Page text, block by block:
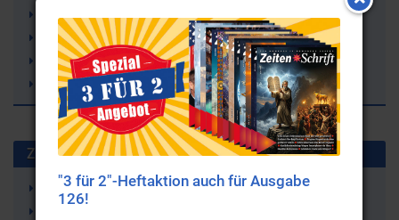
Kinderliteratur
Märchen
Psychologie
Spiritualität
Zuletzt gesuchte Stichworte
Lithium
"3 für 2"-Heftaktion auch für Ausgabe
126!